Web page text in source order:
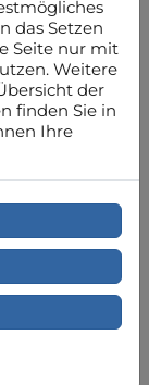
nach
weitere
das Setzen
Seite nur mit
Weitere
der
finden Sie in
Ihre